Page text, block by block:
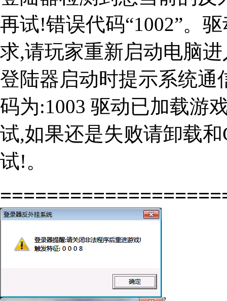
再试!错误代码“1002”。
求,请玩家重新启动电脑
登陆器启动时提示系统通
码为:1003 驱动已加载游
试,如果还是失败请卸载
试!。